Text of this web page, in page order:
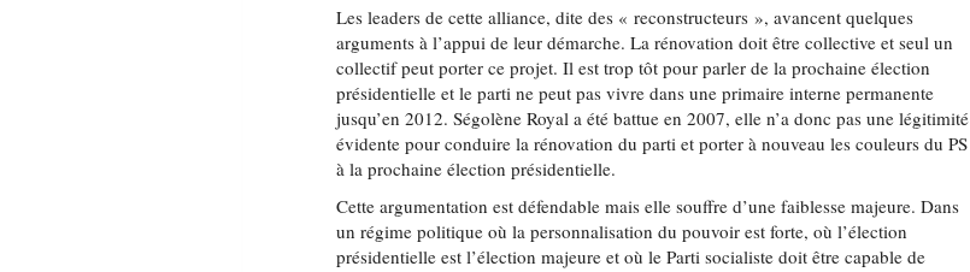
Les leaders de cette alliance, dite des « reconstructeurs », avancent quelques
arguments à l’appui de leur démarche. La rénovation doit être collective et seul un
collectif peut porter ce projet. Il est trop tôt pour parler de la prochaine élection
présidentielle et le parti ne peut pas vivre dans une primaire interne permanente
jusqu’en 2012. Ségolène Royal a été battue en 2007, elle n’a donc pas une légitimité
évidente pour conduire la rénovation du parti et porter à nouveau les couleurs du PS
à la prochaine élection présidentielle.
Cette argumentation est défendable mais elle souffre d’une faiblesse majeure. Dans
un régime politique où la personnalisation du pouvoir est forte, où l’élection
présidentielle est l’élection majeure et où le Parti socialiste doit être capable de